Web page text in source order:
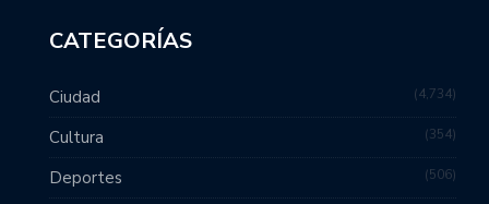
CATEGORÍAS
Ciudad 4,734
Cultura 354
Deportes 506